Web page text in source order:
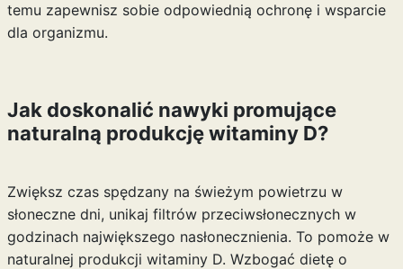
temu zapewnisz sobie odpowiednią ochronę i wsparcie
dla organizmu.
Jak doskonalić nawyki promujące
naturalną produkcję witaminy D?
Zwiększ czas spędzany na świeżym powietrzu w
słoneczne dni, unikaj filtrów przeciwsłonecznych w
godzinach największego nasłonecznienia. To pomoże w
naturalnej produkcji witaminy D. Wzbogać dietę o